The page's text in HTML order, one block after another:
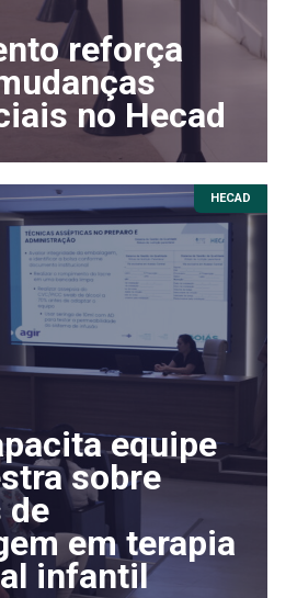
reforça
no Hecad
HECAD
equipe
sobre
de
em terapia
infantil